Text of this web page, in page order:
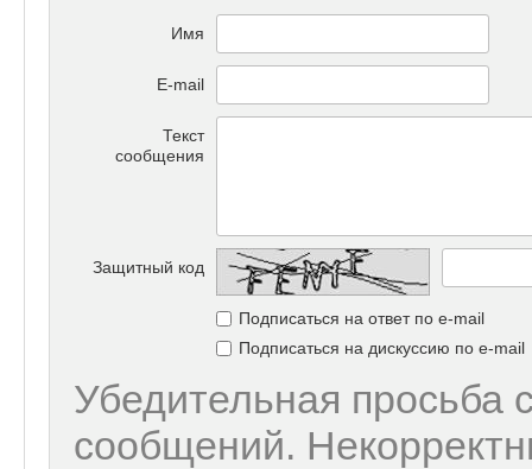
Имя
E-mail
Текст
сообщения
Защитный код
Подписаться на ответ по e-mail
Подписаться на дискуссию по e-mail
Убедительная просьба
сообщений.